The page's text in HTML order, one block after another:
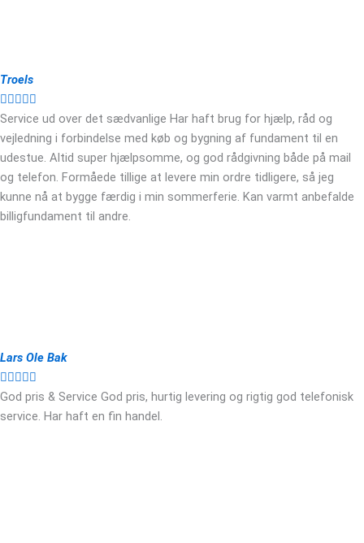
Troels

Service ud over det sædvanlige Har haft brug for hjælp, råd og
vejledning i forbindelse med køb og bygning af fundament til en
udestue. Altid super hjælpsomme, og god rådgivning både på mail
og telefon. Formåede tillige at levere min ordre tidligere, så jeg
kunne nå at bygge færdig i min sommerferie. Kan varmt anbefalde
billigfundament til andre.
Lars Ole Bak

God pris & Service God pris, hurtig levering og rigtig god telefonisk
service. Har haft en fin handel.